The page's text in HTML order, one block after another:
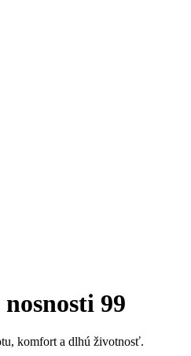
99
komfort a dlhú životnosť.